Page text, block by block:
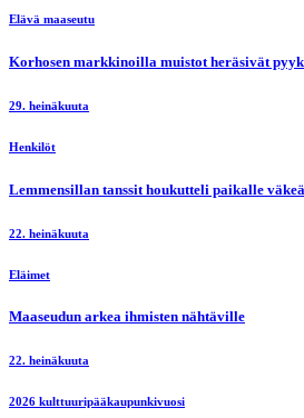
Elävä maaseutu
Korhosen markkinoilla muistot heräsivät
29. heinäkuuta
Henkilöt
Lemmensillan tanssit houkutteli paikalle
22. heinäkuuta
Eläimet
Maaseudun arkea ihmisten nähtäville
22. heinäkuuta
2026 kulttuuripääkaupunkivuosi